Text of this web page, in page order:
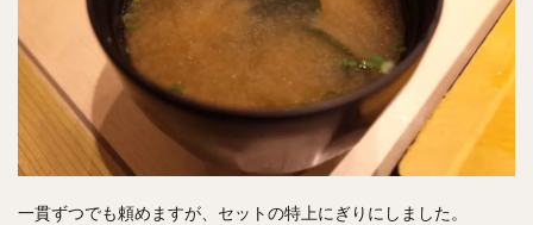
一貫ずつでも頼めますが、セットの特上にぎりにしました。